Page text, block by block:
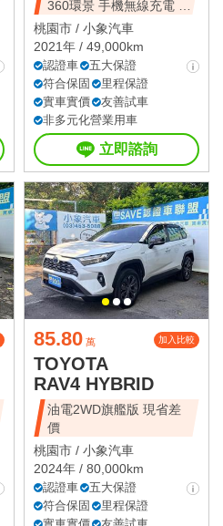
360環景 手機無線充電 一
手車
桃園市 / 小象汽車
2021年 / 49,000km
認證車
五大保證
符合保固
里程保證
實車實價
友善試車
非多元化營業用車
立即諮詢
85.80 萬 加入比較
TOYOTA
RAV4 HYBRID
油電2WD旗艦版 現省差
價
桃園市 / 小象汽車
2024年 / 80,000km
認證車
五大保證
符合保固
里程保證